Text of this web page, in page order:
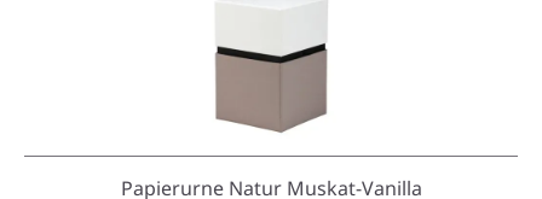
Papierurne Natur Muskat-Vanilla